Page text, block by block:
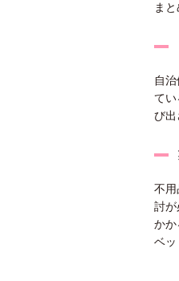
ま
自
て
び出
不用
討が
かか
ベッ